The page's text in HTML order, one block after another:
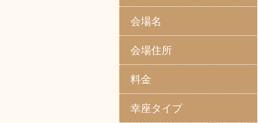
会場名
会場住所
料金
幸座タイプ